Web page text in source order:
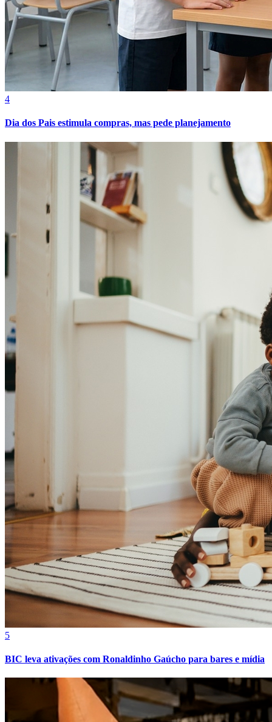
Athletico-PR
Bragantino
4
Dia dos Pais estimula compras, mas pede planejamento
5
BIC leva ativações com Ronaldinho Gaúcho para bares e mídia